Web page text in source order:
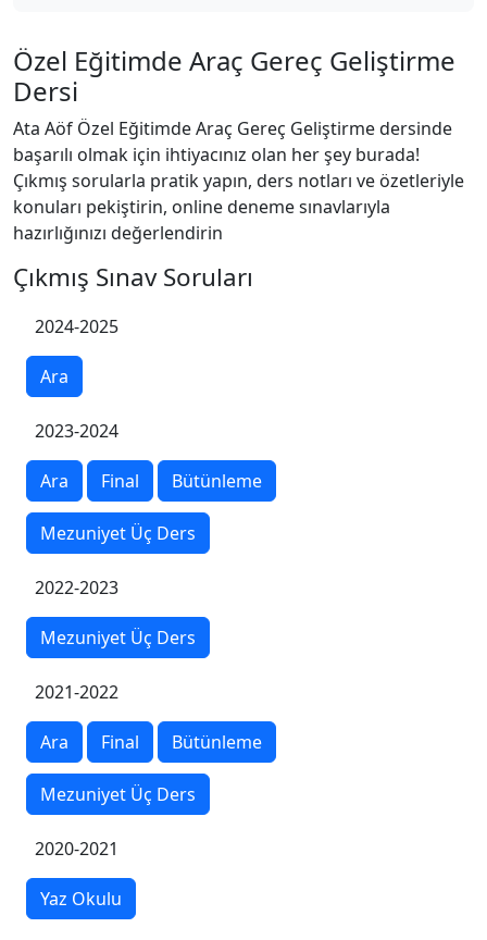
Özel Eğitimde Araç Gereç Geliştirme
Dersi
Ata Aöf Özel Eğitimde Araç Gereç Geliştirme dersinde
başarılı olmak için ihtiyacınız olan her şey burada!
Çıkmış sorularla pratik yapın, ders notları ve özetleriyle
konuları pekiştirin, online deneme sınavlarıyla
hazırlığınızı değerlendirin
Çıkmış Sınav Soruları
2024-2025
Ara
2023-2024
Ara Final Bütünleme
Mezuniyet Üç Ders
2022-2023
Mezuniyet Üç Ders
2021-2022
Ara Final Bütünleme
Mezuniyet Üç Ders
2020-2021
Yaz Okulu